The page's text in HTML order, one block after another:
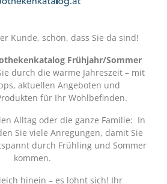
Kunde, schön, dass Sie da sind!
Frühjahr/Sommer
durch die warme Jahreszeit – mit
aktuellen Angeboten und
für Ihr Wohlbefinden.
Alltag oder die ganze Familie: In
Sie viele Anregungen, damit Sie
durch Frühling und Sommer
kommen.
hinein – es lohnt sich! Ihr